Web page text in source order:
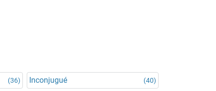
(36) Inconjugué (40)